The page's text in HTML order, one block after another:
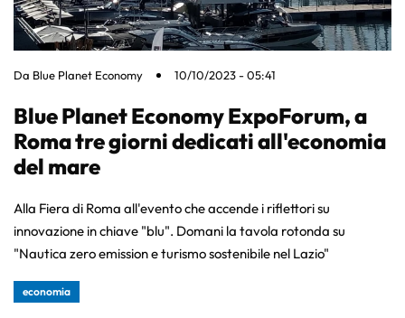
Da Blue Planet Economy 10/10/2023 - 05:41
Blue Planet Economy ExpoForum, a
Roma tre giorni dedicati all'economia
del mare
Alla Fiera di Roma all'evento che accende i riflettori su
innovazione in chiave "blu". Domani la tavola rotonda su
"Nautica zero emission e turismo sostenibile nel Lazio"
economia